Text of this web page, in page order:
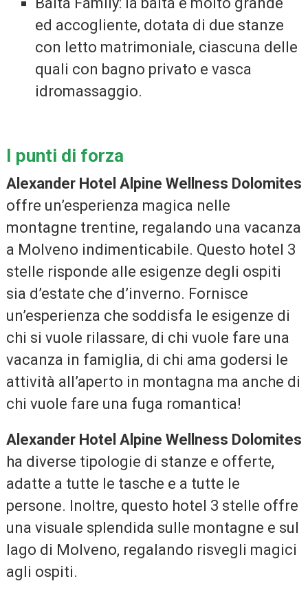
ed accogliente, dotata di due stanze
con letto matrimoniale, ciascuna delle
quali con bagno privato e vasca
idromassaggio.
I punti di forza
Alexander Hotel Alpine Wellness Dolomites
offre un’esperienza magica nelle
montagne trentine, regalando una vacanza
a Molveno indimenticabile. Questo hotel 3
stelle risponde alle esigenze degli ospiti
sia d’estate che d’inverno. Fornisce
un’esperienza che soddisfa le esigenze di
chi si vuole rilassare, di chi vuole fare una
vacanza in famiglia, di chi ama godersi le
attività all’aperto in montagna ma anche di
chi vuole fare una fuga romantica!
Alexander Hotel Alpine Wellness Dolomites
ha diverse tipologie di stanze e offerte,
adatte a tutte le tasche e a tutte le
persone. Inoltre, questo hotel 3 stelle offre
una visuale splendida sulle montagne e sul
lago di Molveno, regalando risvegli magici
agli ospiti.